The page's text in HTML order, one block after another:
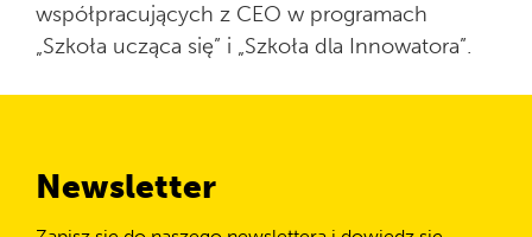
współpracujących z CEO w programach
„Szkoła ucząca się” i „Szkoła dla Innowatora”.
Newsletter